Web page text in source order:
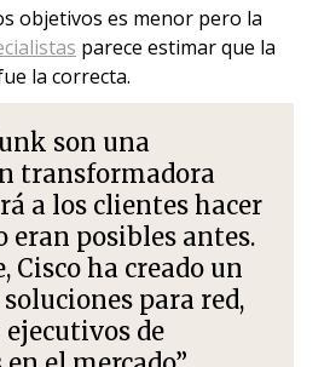
objetivos es menor pero la
parece estimar que la
la correcta.
son una
transformadora
a los clientes hacer
eran posibles antes.
Cisco ha creado un
para red,
ejecutivos de